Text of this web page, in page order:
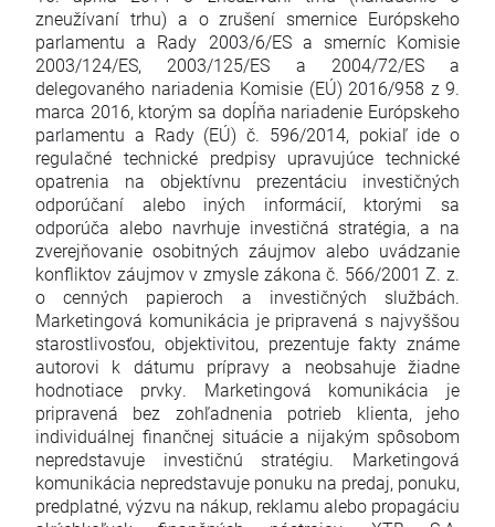
zneužívaní trhu) a o zrušení smernice Európskeho
parlamentu a Rady 2003/6/ES a smerníc Komisie
2003/124/ES, 2003/125/ES a 2004/72/ES a
delegovaného nariadenia Komisie (EÚ) 2016/958 z 9.
marca 2016, ktorým sa dopĺňa nariadenie Európskeho
parlamentu a Rady (EÚ) č. 596/2014, pokiaľ ide o
regulačné technické predpisy upravujúce technické
opatrenia na objektívnu prezentáciu investičných
odporúčaní alebo iných informácií, ktorými sa
odporúča alebo navrhuje investičná stratégia, a na
zverejňovanie osobitných záujmov alebo uvádzanie
konfliktov záujmov v zmysle zákona č. 566/2001 Z. z.
o cenných papieroch a investičných službách.
Marketingová komunikácia je pripravená s najvyššou
starostlivosťou, objektivitou, prezentuje fakty známe
autorovi k dátumu prípravy a neobsahuje žiadne
hodnotiace prvky. Marketingová komunikácia je
pripravená bez zohľadnenia potrieb klienta, jeho
individuálnej finančnej situácie a nijakým spôsobom
nepredstavuje investičnú stratégiu. Marketingová
komunikácia nepredstavuje ponuku na predaj, ponuku,
predplatné, výzvu na nákup, reklamu alebo propagáciu